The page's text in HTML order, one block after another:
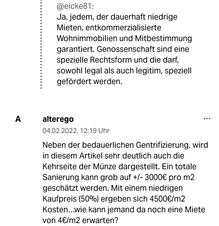
@eicke81:
Ja, jedem, der dauerhaft niedrige
Mieten, entkommerzialisierte
Wohnimmobilien und Mitbestimmung
garantiert. Genossenschaft sind eine
spezielle Rechtsform und die darf,
sowohl legal als auch legitim, speziell
gefördert werden.
A alterego
04.02.2022, 12:19 Uhr
Neben der bedauerlichen Gentrifizierung, wird
in diesem Artikel sehr deutlich auch die
Kehrseite der Münze dargestellt. Ein totale
Sanierung kann grob auf +/- 3000€ pro m2
geschätzt werden. Mit einem niedrigen
Kaufpreis (50%) ergeben sich 4500€/m2
Kosten…wie kann jemand da noch eine Miete
von 4€/m2 erwarten?